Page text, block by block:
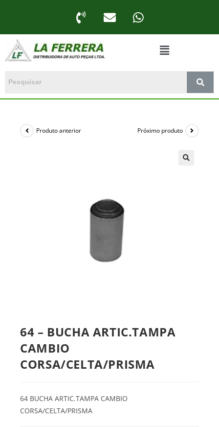
Produto anterior Próximo produto
64 – BUCHA ARTIC.TAMPA
CAMBIO
CORSA/CELTA/PRISMA
64 BUCHA ARTIC.TAMPA CAMBIO
CORSA/CELTA/PRISMA